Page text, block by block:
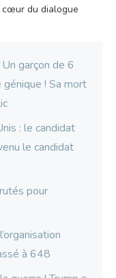
du dialogue
garçon de 6
! Sa mort
: le candidat
le candidat
pour
à 648